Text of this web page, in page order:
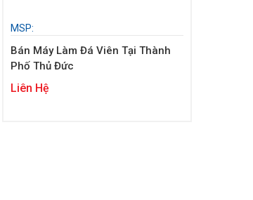
MSP:
Bán Máy Làm Đá Viên Tại Thành
Phố Thủ Đức
Liên Hệ